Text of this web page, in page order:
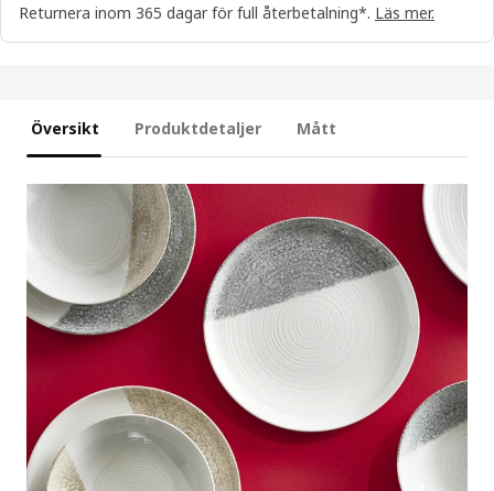
Returnera inom 365 dagar för full återbetalning*. Läs mer.
Översikt Produktdetaljer Mått